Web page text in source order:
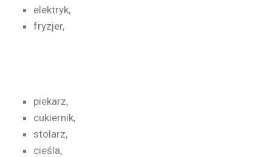
elektryk,
fryzjer,
piekarz,
cukiernik,
stolarz,
cieśla,